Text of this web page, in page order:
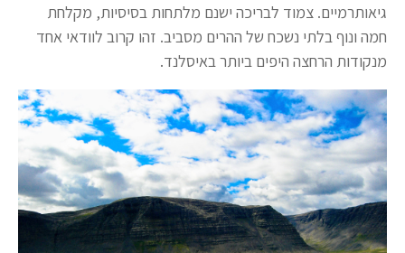
גיאותרמיים. צמוד לבריכה ישנם מלתחות בסיסיות, מקלחת
חמה ונוף בלתי נשכח של ההרים מסביב. זהו קרוב לוודאי אחד
מנקודות הרחצה היפים ביותר באיסלנד.